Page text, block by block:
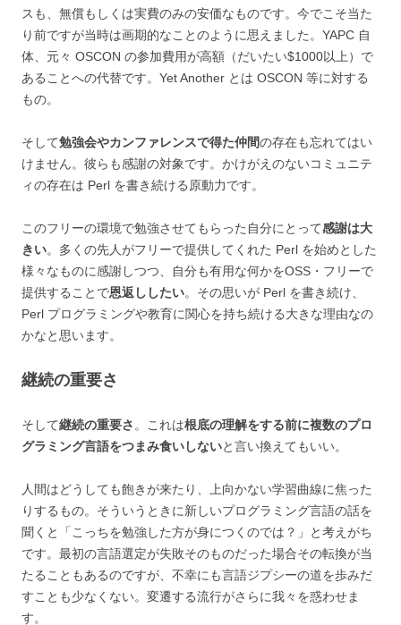
スも、無償もしくは実費のみの安価なものです。今でこそ当た
り前ですが当時は画期的なことのように思えました。YAPC 自
体、元々 OSCON の参加費用が高額（だいたい$1000以上）で
あることへの代替です。Yet Another とは OSCON 等に対する
もの。
そして勉強会やカンファレンスで得た仲間の存在も忘れてはい
けません。彼らも感謝の対象です。かけがえのないコミュニテ
ィの存在は Perl を書き続ける原動力です。
このフリーの環境で勉強させてもらった自分にとって感謝は大
きい。多くの先人がフリーで提供してくれた Perl を始めとした
様々なものに感謝しつつ、自分も有用な何かをOSS・フリーで
提供することで恩返ししたい。その思いが Perl を書き続け、
Perl プログラミングや教育に関心を持ち続ける大きな理由なの
かなと思います。
継続の重要さ
そして継続の重要さ 。これは根底の理解をする前に複数のプロ
グラミング言語をつまみ食いしないと言い換えてもいい。
人間はどうしても飽きが来たり、上向かない学習曲線に焦った
りするもの。そういうときに新しいプログラミング言語の話を
聞くと「こっちを勉強した方が身につくのでは？」と考えがち
です。最初の言語選定が失敗そのものだった場合その転換が当
たることもあるのですが、不幸にも言語ジプシーの道を歩みだ
すことも少なくない。変遷する流行がさらに我々を惑わせま
す。